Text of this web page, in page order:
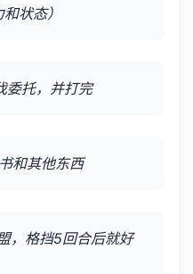
状态）
委托，并打完
和其他东西
，格挡5回合后就好